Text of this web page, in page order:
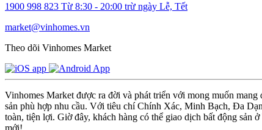
1900 998 823 Từ 8:30 - 20:00 trừ ngày Lễ, Tết
market@vinhomes.vn
Theo dõi Vinhomes Market
Vinhomes Market được ra đời và phát triển với mong muốn
sản phù hợp nhu cầu. Với tiêu chí Chính Xác, Minh Bạch, Đa
toàn, tiện lợi. Giờ đây, khách hàng có thể giao dịch bất động sản
mới!